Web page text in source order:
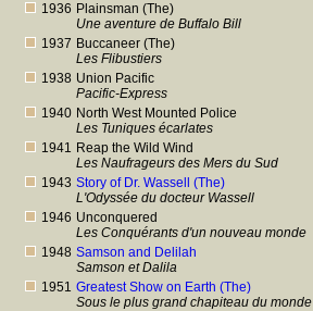
1936 Plainsman (The)
Une aventure de Buffalo Bill
1937 Buccaneer (The)
Les Flibustiers
1938 Union Pacific
Pacific-Express
1940 North West Mounted Police
Les Tuniques écarlates
1941 Reap the Wild Wind
Les Naufrageurs des Mers du Sud
1943 Story of Dr. Wassell (The)
L'Odyssée du docteur Wassell
1946 Unconquered
Les Conquérants d'un nouveau monde
1948 Samson and Delilah
Samson et Dalila
1951 Greatest Show on Earth (The)
Sous le plus grand chapiteau du monde